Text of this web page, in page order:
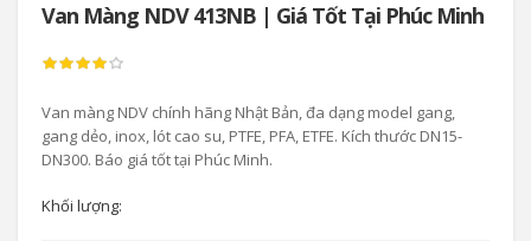
Van Màng NDV 413NB | Giá Tốt Tại Phúc Minh
Van màng NDV chính hãng Nhật Bản, đa dạng model gang,
gang dẻo, inox, lót cao su, PTFE, PFA, ETFE. Kích thước DN15-
DN300. Báo giá tốt tại Phúc Minh.
Khối lượng: